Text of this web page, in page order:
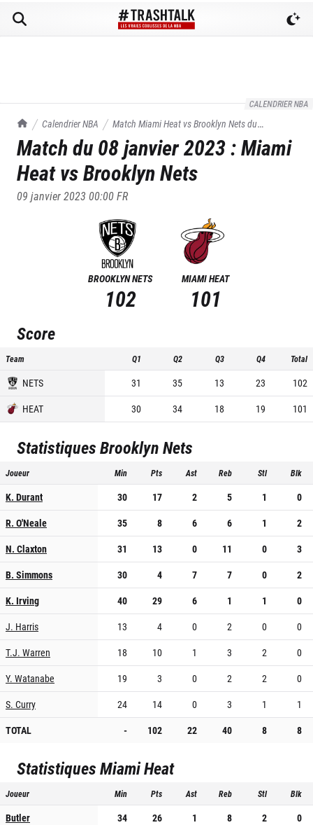
CALENDRIER NBA
TrashTalk Actu NBA
Calendrier NBA Match Miami Heat vsBrooklyn Netsdu
08/01/2023
Match du 08 janvier 2023:Miami
HeatvsBrooklyn Nets
09 janvier 2023 00:00FR
BROOKLYN NETS
102
MIAMI HEAT
101
Score
Team Q1 Q2 Q3 Q4 Total
NETS 31 35 13 23
102
HEAT
30 34 18 19 101
StatistiquesBrooklyn Nets
Joueur Min Pts Ast Reb Stl Blk
K. Durant 30 17 2 5 1
0
R. O'Neale
35 8 6 6 1
2
N. Claxton
31 13 0 11 0
3
B. Simmons
30 4 7 7 0
2
K. Irving
40 29 6 1 1
0
J. Harris
13 4 0 2 0
0
T.J. Warren
18 10 1 3 2
0
Y. Watanabe
19 3 0 2 2
0
S. Curry
24 14 0 3 1
1
TOTAL
- 102 22 40 8 8
StatistiquesMiami Heat
Joueur Min Pts Ast Reb Stl Blk
Butler 34 26 1 8 2
0